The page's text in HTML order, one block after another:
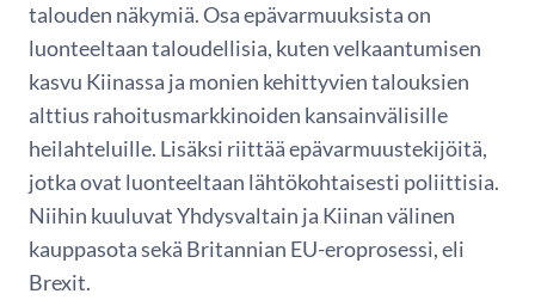
talouden näkymiä. Osa epävarmuuksista on
luonteeltaan taloudellisia, kuten velkaantumisen
kasvu Kiinassa ja monien kehittyvien talouksien
alttius rahoitusmarkkinoiden kansainvälisille
heilahteluille. Lisäksi riittää epävarmuustekijöitä,
jotka ovat luonteeltaan lähtökohtaisesti poliittisia.
Niihin kuuluvat Yhdysvaltain ja Kiinan välinen
kauppasota sekä Britannian EU-eroprosessi, eli
Brexit.